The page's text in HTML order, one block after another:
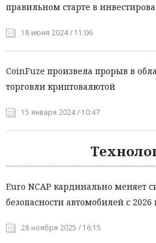
правильном старте в
18 июня 2024 / 11:06
CoinFuze произвела прорыв в
торговли криптовалютой
15 января 2024 / 10:47
Euro NCAP кардинально меняет
безопасности автомобилей с 2026
28 ноября 2025 / 16:15